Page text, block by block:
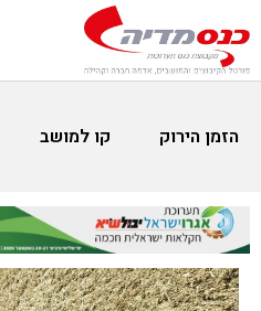
הזמן הירוק קו למושב